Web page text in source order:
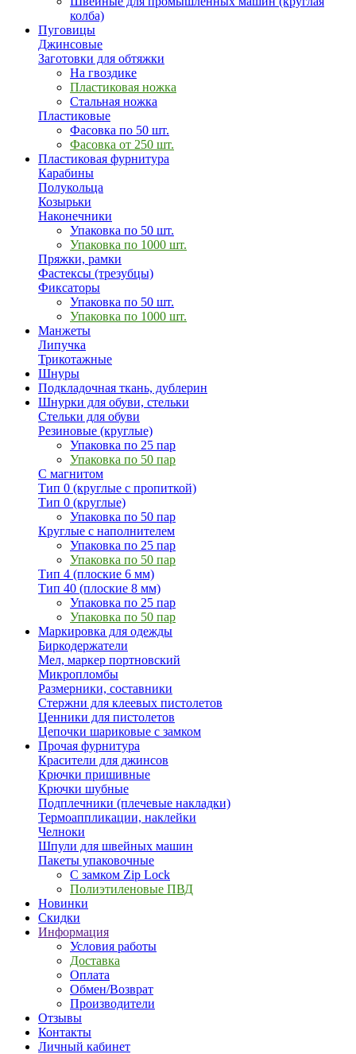
колба)
Пуговицы
Джинсовые
Заготовки для обтяжки
На гвоздике
Пластиковая ножка
Стальная ножка
Пластиковые
Фасовка по 50 шт.
Фасовка от 250 шт.
Пластиковая фурнитура
Карабины
Полукольца
Козырьки
Наконечники
Упаковка по 50 шт.
Упаковка по 1000 шт.
Пряжки, рамки
Фастексы (трезубцы)
Фиксаторы
Упаковка по 50 шт.
Упаковка по 1000 шт.
Манжеты
Липучка
Трикотажные
Шнуры
Подкладочная ткань, дублерин
Шнурки для обуви, стельки
Стельки для обуви
Резиновые (круглые)
Упаковка по 25 пар
Упаковка по 50 пар
С магнитом
Тип 0 (круглые с пропиткой)
Тип 0 (круглые)
Упаковка по 50 пар
Круглые с наполнителем
Упаковка по 25 пар
Упаковка по 50 пар
Тип 4 (плоские 6 мм)
Тип 40 (плоские 8 мм)
Упаковка по 25 пар
Упаковка по 50 пар
Маркировка для одежды
Биркодержатели
Мел, маркер портновский
Микропломбы
Размерники, составники
Стержни для клеевых пистолетов
Ценники для пистолетов
Цепочки шариковые с замком
Прочая фурнитура
Красители для джинсов
Крючки пришивные
Крючки шубные
Подплечники (плечевые накладки)
Термоаппликации, наклейки
Челноки
Шпули для швейных машин
Пакеты упаковочные
С замком Zip Lock
Полиэтиленовые ПВД
Новинки
Скидки
Информация
Условия работы
Доставка
Оплата
Обмен/Возврат
Производители
Отзывы
Контакты
Личный кабинет